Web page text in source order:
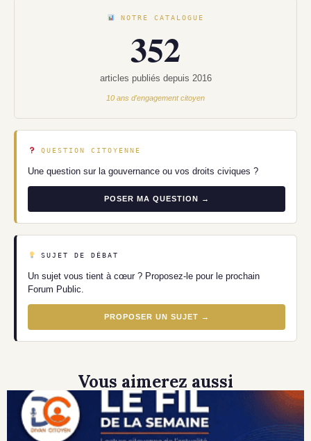
NOTRE CATALOGUE
352
articles publiés depuis 2016
10 ans d'engagement citoyen
QUESTION CITOYENNE
Une question sur la gouvernance ou vos droits civiques ?
POSER MA QUESTION →
SUJET DE DÉBAT
Un sujet vous tient à cœur ? Proposez-le pour le prochain
Forum Public.
PROPOSER UN SUJET →
Vous aimerez aussi